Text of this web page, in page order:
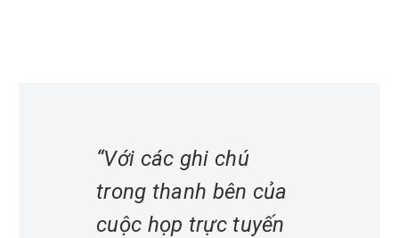
“Với các ghi chú
trong thanh bên của
cuộc họp trực tuyến